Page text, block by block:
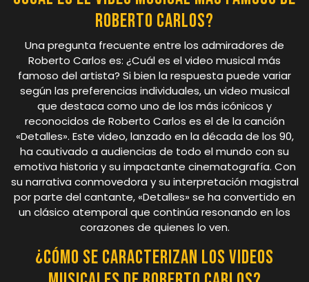
Roberto Carlos?
Una pregunta frecuente entre los admiradores de
Roberto Carlos es: ¿Cuál es el video musical más
famoso del artista? Si bien la respuesta puede variar
según las preferencias individuales, un video musical
que destaca como uno de los más icónicos y
reconocidos de Roberto Carlos es el de la canción
«Detalles». Este video, lanzado en la década de los 90,
ha cautivado a audiencias de todo el mundo con su
emotiva historia y su impactante cinematografía. Con
su narrativa conmovedora y su interpretación magistral
por parte del cantante, «Detalles» se ha convertido en
un clásico atemporal que continúa resonando en los
corazones de quienes lo ven.
¿Cómo se caracterizan los videos